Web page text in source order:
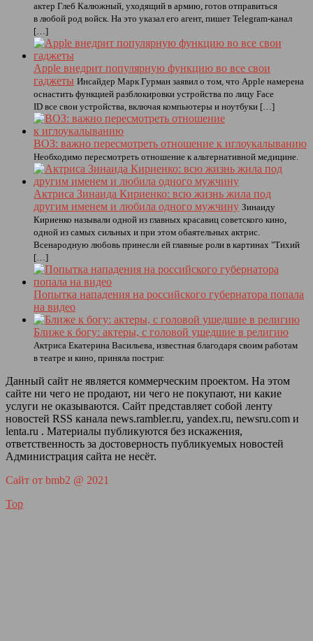
актер Глеб Калюжный, уходящий в армию, готов отправиться
в любой род войск. На это указал его агент, пишет Telegram-канал
[…]
Apple внедрит популярную функцию во все свои
гаджеты Инсайдер Марк Гурман заявил о том, что Apple намерена
оснастить функцией разблокировки устройства по лицу Face
ID все свои устройства, включая компьютеры и ноутбуки […]
ВОЗ: важно пересмотреть отношение к иглоукалыванию
Необходимо пересмотреть отношение к альтернативной медицине.
Актриса Зинаида Кириенко: всю жизнь жила под
другим именем и любила одного мужчину Зинаиду
Кириенко называли одной из главных красавиц советского кино,
одной из самых сильных и при этом обаятельных актрис.
Всенародную любовь принесли ей главные роли в картинах "Тихий
[…]
Попытка нападения на российского губернатора попала
на видео
Ближе к богу: актеры, с головой ушедшие в религию
Актриса Екатерина Васильева, известная благодаря своим работам
в театре и кино, приняла постриг.
Данный сайт не является коммерческим проектом. На этом
сайте ни чего не продают, ни чего не покупают, ни какие
услуги не оказываются. Сайт представляет собой ленту
новостей RSS канала news.rambler.ru, yandex.ru, newsru.com и
lenta.ru . Материалы публикуются без искажения,
ответственность за достоверность публикуемых новостей
Администрация сайта не несёт.
Сайт от bmb2 @ 2021
Top